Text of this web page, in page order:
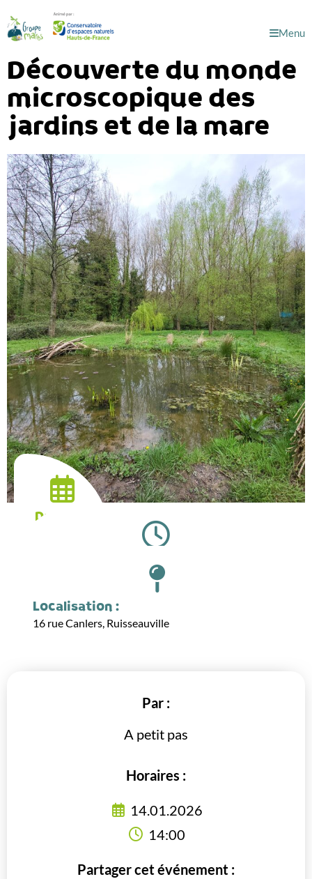
Menu
Découverte du monde
microscopique des
jardins et de la mare
Date :
Localisation :
16 rue Canlers, Ruisseauville
Par :
A petit pas
Horaires :
14.01.2026
14:00
Partager cet événement :